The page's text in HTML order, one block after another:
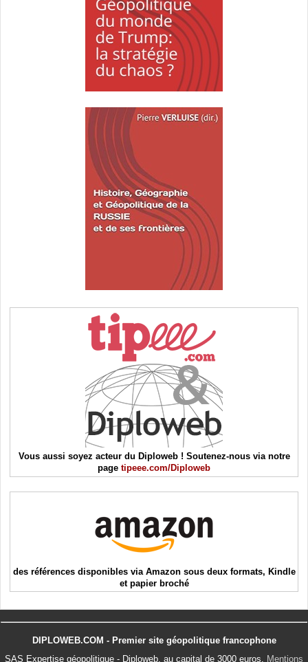
Vous aussi soyez acteur du Diploweb ! Soutenez-nous via notre
page tipeee.com/Diploweb
des références disponibles via Amazon sous deux formats, Kindle
et papier broché
DIPLOWEB.COM - Premier site géopolitique francophone
SAS Expertise géopolitique - Diploweb, au capital de 3000 euros. Mentions